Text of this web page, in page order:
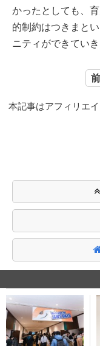
かったとしても、
的制約はつきまと
ニティができていき
本記事はアフィリエ